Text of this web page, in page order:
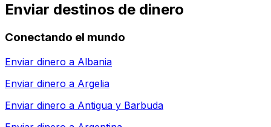
Enviar destinos de dinero
Conectando el mundo
Enviar dinero a Albania
Enviar dinero a Argelia
Enviar dinero a Antigua y Barbuda